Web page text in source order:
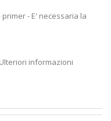
- E' necessaria la
informazioni